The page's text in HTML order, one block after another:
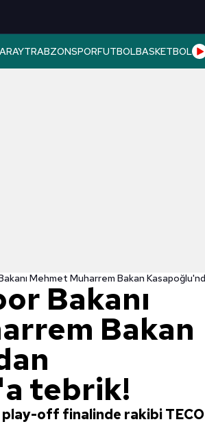
TRABZONSPORFUTBOLBASKETBOL
Bakanı
Bakan
tebrik!
play-off finalinde rakibi TECO